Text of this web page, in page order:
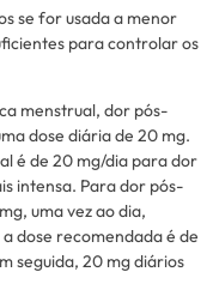
se for usada a menor
para controlar os
menstrual, dor pós-
dose diária de 20 mg.
é de 20 mg/dia para dor
intensa. Para dor pós-
uma vez ao dia,
dose recomendada é de
seguida, 20 mg diários